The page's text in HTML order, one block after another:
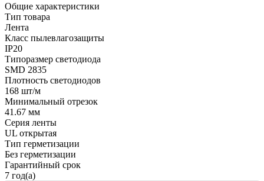
Общие характеристики
Тип товара
Лента
Класс пылевлагозащиты
IP20
Типоразмер светодиода
SMD 2835
Плотность светодиодов
168 шт/м
Минимальный отрезок
41.67 мм
Серия ленты
UL открытая
Тип герметизации
Без герметизации
Гарантийный срок
7 год(а)